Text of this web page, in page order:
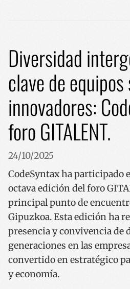
Diversidad
clave de
innovadores:
foro GITALENT.
24/10/2025
CodeSyntax ha participado
octava edición del foro
principal punto de
Gipuzkoa. Esta edición ha
presencia y convivencia de
generaciones en las
convertido en estratégico
y economía.